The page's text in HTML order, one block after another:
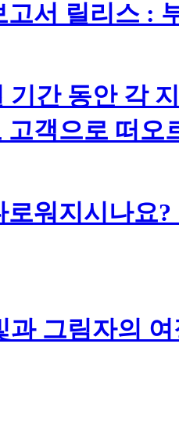
고서 릴리스 :
간 동안 각
객으로 떠오
워지시나요
그림자의